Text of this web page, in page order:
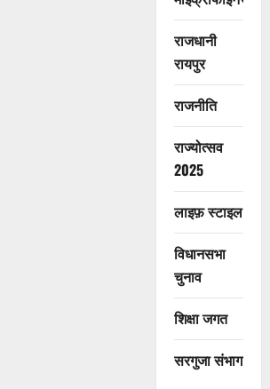
राजधानी
रायपुर
राजनीति
राज्योत्सव
2025
लाइफ़ स्टाइल
विधानसभा
चुनाव
शिक्षा जगत
सरगुजा संभाग